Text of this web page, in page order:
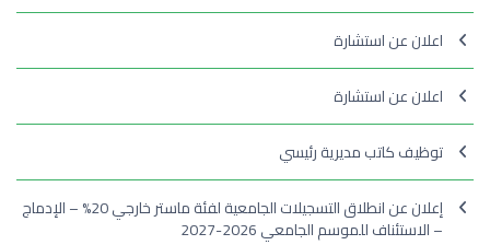
اعلان عن استشارة
اعلان عن استشارة
توظيف كاتب مديرية رئيسي
إعلان عن انطلاق التسجيلات الجامعية لفئة ماستر خارجي 20% – الإدماج
– الاستئناف للموسم الجامعي 2026-2027